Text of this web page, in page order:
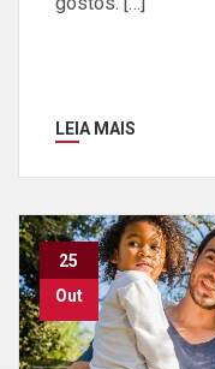
LEIA MAIS
25
Out